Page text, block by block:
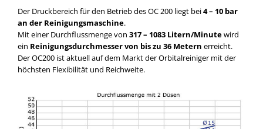
Der Druckbereich für den Betrieb des OC 200 liegt bei4 – 10 bar
an der Reinigungsmaschine.
Mit einer Durchflussmenge von 317 – 1083 Litern/Minutewird
ein Reinigungsdurchmesser von bis zu 36 Metern erreicht.
Der OC200 ist aktuell auf dem Markt der Orbitalreiniger mit der
höchsten Flexibilität und Reichweite.